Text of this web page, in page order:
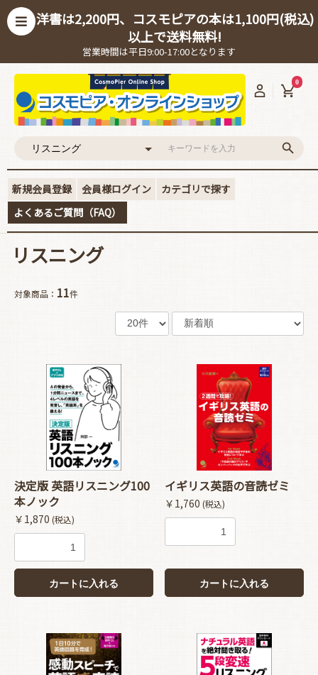
洋書は2,200円、コスモピアの本は1,100円(税込)
以上で送料無料!
営業時間は平日9:00-17:00となります
0
新規会員登録 会員様ログイン
カテゴリで探す
よくあるご質問（FAQ）
リスニング
対象商品： 11件
決定版 英語リスニング100
本ノック
￥1,870 (税込)
カートに入れる
イギリス英語の音読ゼミ
￥1,760 (税込)
カートに入れる